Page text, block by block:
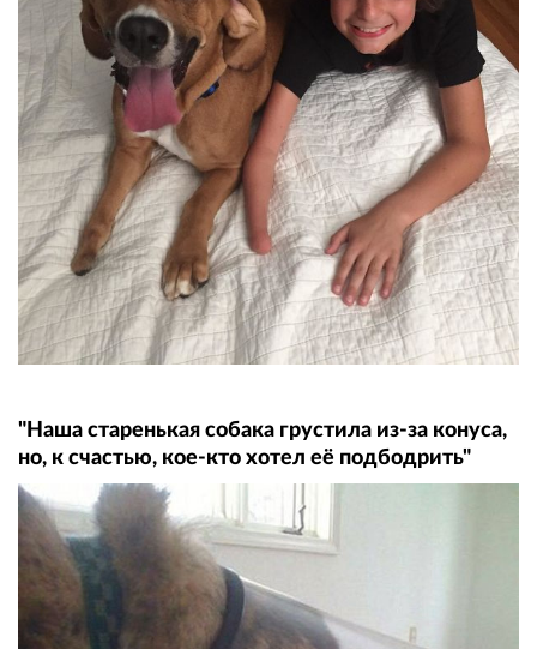
"Наша старенькая собака грустила из-за конуса,
но, к счастью, кое-кто хотел её подбодрить"